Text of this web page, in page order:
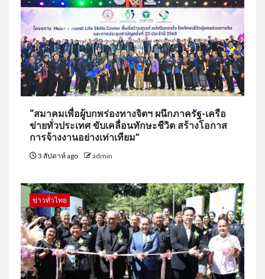
“สมาคมเพื่อผู้บกพร่องทางจิตฯ ผนึกภาครัฐ-เครือ
ข่ายทั่วประเทศ ขับเคลื่อนทักษะชีวิต สร้างโอกาส
การจ้างงานอย่างเท่าเทียม”
3 สัปดาห์ ago admin
ข่าวทั่วไทย